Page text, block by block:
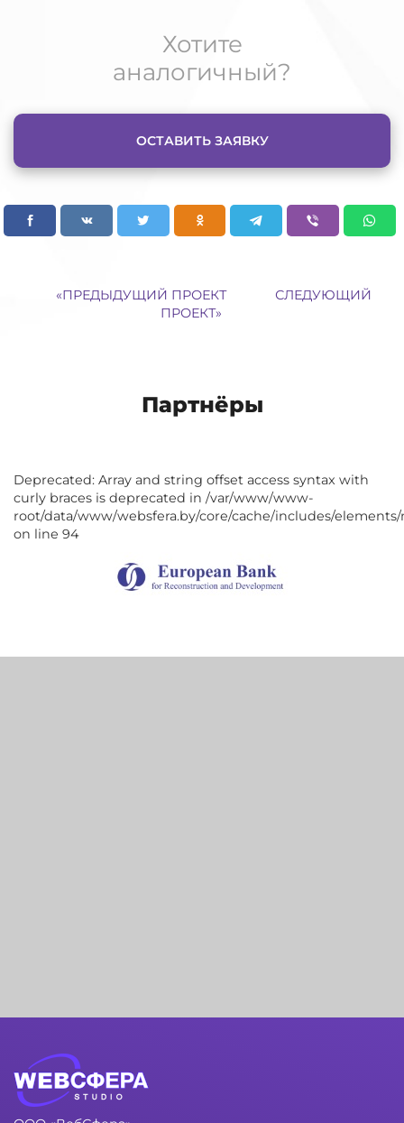
Хотите
аналогичный?
ОСТАВИТЬ ЗАЯВКУ
«ПРЕДЫДУЩИЙ ПРОЕКТ
СЛЕДУЮЩИЙ
ПРОЕКТ»
Партнёры
Deprecated: Array and string offset access syntax with
curly braces is deprecated in /var/www/www-
root/data/www/websfera.by/core/cache/includes/
on line 94